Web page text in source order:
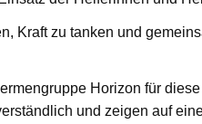
Kraft zu tanken und
Horizon für
und zeigen auf